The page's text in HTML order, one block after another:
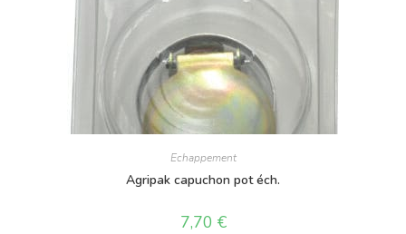
Echappement
Agripak capuchon pot éch.
7,70 €